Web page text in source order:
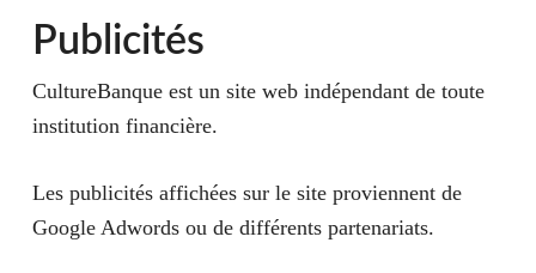
Publicités
CultureBanque est un site web indépendant de toute
institution financière.
Les publicités affichées sur le site proviennent de
Google Adwords ou de différents partenariats.